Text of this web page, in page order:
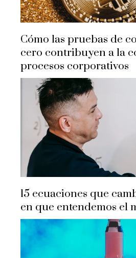
Cómo las pruebas de
cero contribuyen a la
procesos corporativos
15 ecuaciones que
en que entendemos el